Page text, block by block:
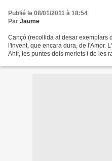
Publié le 08/01/2011 à 18:54
Par Jaume
Cançó (recollida al desar exemplars
l'invent, que encara dura, de l'Amor.
Ahir, les puntes dels merlets i de les